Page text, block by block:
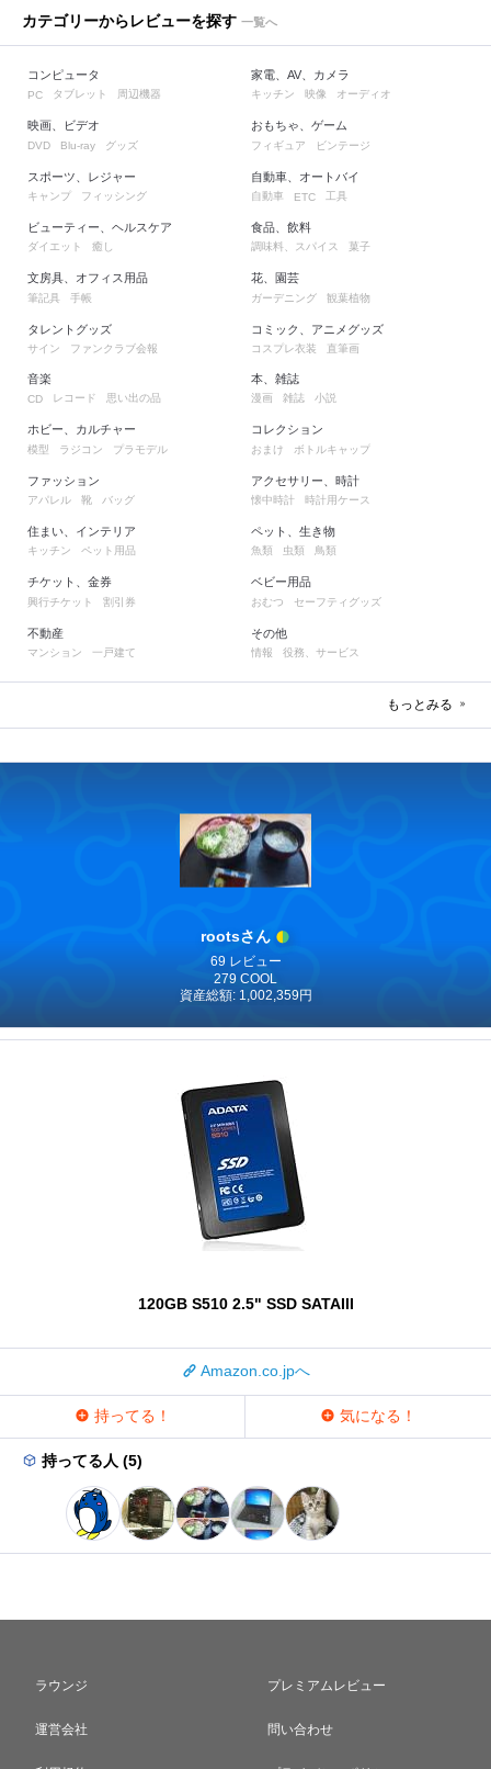
カテゴリーからレビューを探す 一覧へ
コンピュータ
PC タブレット 周辺機器
映画、ビデオ
DVD Blu-ray グッズ
スポーツ、レジャー
キャンプ フィッシング
ビューティー、ヘルスケア
ダイエット 癒し
文房具、オフィス用品
筆記具 手帳
タレントグッズ
サイン ファンクラブ会報
家電、AV、カメラ
キッチン 映像 オーディオ
おもちゃ、ゲーム
フィギュア ビンテージ
自動車、オートバイ
自動車 ETC 工具
食品、飲料
調味料、スパイス 菓子
花、園芸
ガーデニング 観葉植物
コミック、アニメグッズ
コスプレ衣装 直筆画
音楽
CD レコード 思い出の品
ホビー、カルチャー
模型 ラジコン プラモデル
ファッション
アパレル 靴 バッグ
住まい、インテリア
キッチン ペット用品
チケット、金券
興行チケット 割引券
不動産
マンション 一戸建て
本、雑誌
漫画 雑誌 小説
コレクション
おまけ ボトルキャップ
アクセサリー、時計
懐中時計 時計用ケース
ペット、生き物
魚類 虫類 鳥類
ベビー用品
おむつ セーフティグッズ
その他
情報 役務、サービス
もっとみる
rootsさん
69 レビュー
279 COOL
資産総額: 1,002,359円
120GB S510 2.5" SSD SATAIII
Amazon.co.jpへ
持ってる！ 気になる！
持ってる人 (5)
ラウンジ プレミアムレビュー
運営会社 問い合わせ